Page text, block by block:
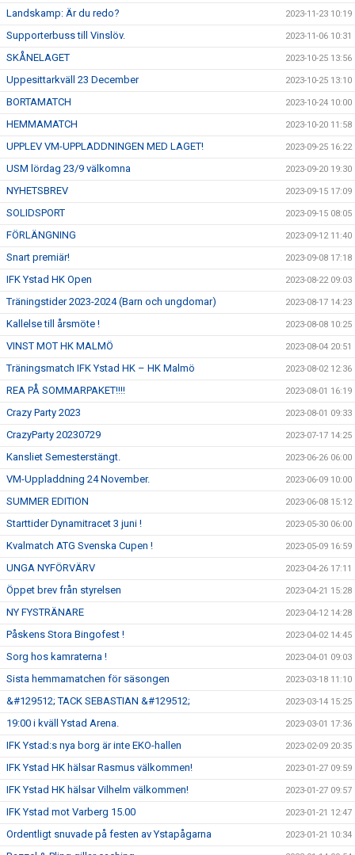
Landskamp: Är du redo? 2023-11-23 10:19
Supporterbuss till Vinslöv. 2023-11-06 10:31
SKÅNELAGET 2023-10-25 13:56
Uppesittarkväll 23 December 2023-10-25 13:10
BORTAMATCH 2023-10-24 10:00
HEMMAMATCH 2023-10-20 11:58
UPPLEV VM-UPPLADDNINGEN MED LAGET! 2023-09-25 16:22
USM lördag 23/9 välkomna 2023-09-20 19:30
NYHETSBREV 2023-09-15 17:09
SOLIDSPORT 2023-09-15 08:05
FÖRLÄNGNING 2023-09-12 11:40
Snart premiär! 2023-09-08 17:18
IFK Ystad HK Open 2023-08-22 09:03
Träningstider 2023-2024 (Barn och ungdomar) 2023-08-17 14:23
Kallelse till årsmöte ! 2023-08-08 10:25
VINST MOT HK MALMÖ 2023-08-04 20:51
Träningsmatch IFK Ystad HK – HK Malmö 2023-08-02 12:36
REA PÅ SOMMARPAKET!!!! 2023-08-01 16:19
Crazy Party 2023 2023-08-01 09:33
CrazyParty 20230729 2023-07-17 14:25
Kansliet Semesterstängt. 2023-06-26 06:00
VM-Uppladdning 24 November. 2023-06-09 10:00
SUMMER EDITION 2023-06-08 15:12
Starttider Dynamitracet 3 juni ! 2023-05-30 06:00
Kvalmatch ATG Svenska Cupen ! 2023-05-09 16:59
UNGA NYFÖRVÄRV 2023-04-26 17:11
Öppet brev från styrelsen 2023-04-21 15:28
NY FYSTRÄNARE 2023-04-12 14:28
Påskens Stora Bingofest ! 2023-04-02 14:45
Sorg hos kamraterna ! 2023-04-01 09:03
Sista hemmamatchen för säsongen 2023-03-18 11:10
&#129512; TACK SEBASTIAN &#129512; 2023-03-14 15:25
19:00 i kväll Ystad Arena. 2023-03-01 17:36
IFK Ystad:s nya borg är inte EKO-hallen 2023-02-09 20:35
IFK Ystad HK hälsar Rasmus välkommen! 2023-01-27 09:59
IFK Ystad HK hälsar Vilhelm välkommen! 2023-01-27 09:57
IFK Ystad mot Varberg 15.00 2023-01-21 12:47
Ordentligt snuvade på festen av Ystapågarna 2023-01-21 10:34